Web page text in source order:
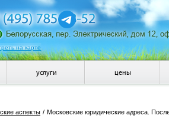
на карте
услуги цены
аспекты / Московские юридические адреса.